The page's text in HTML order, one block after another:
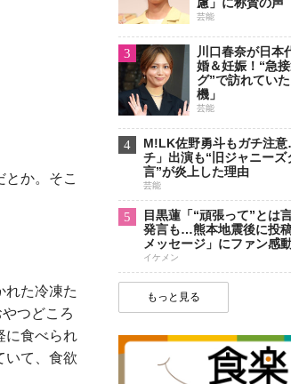
か。そこ
た冷凍た
つどころ
に食べられ
いて、食欲
慮」に称賛の声
芸能
3
川口春奈が日本
婚＆妊娠！“急
グ”で訪れてい
機」
芸能
4
M!LK佐野勇斗もガチ注
チ」出演も“旧ジャニーズ
言”が炎上した理由
芸能
5
目黒蓮「“頑張って”とは
発言も…熊本地震後に投
メッセージ」にファン感
イケメン
もっと見る